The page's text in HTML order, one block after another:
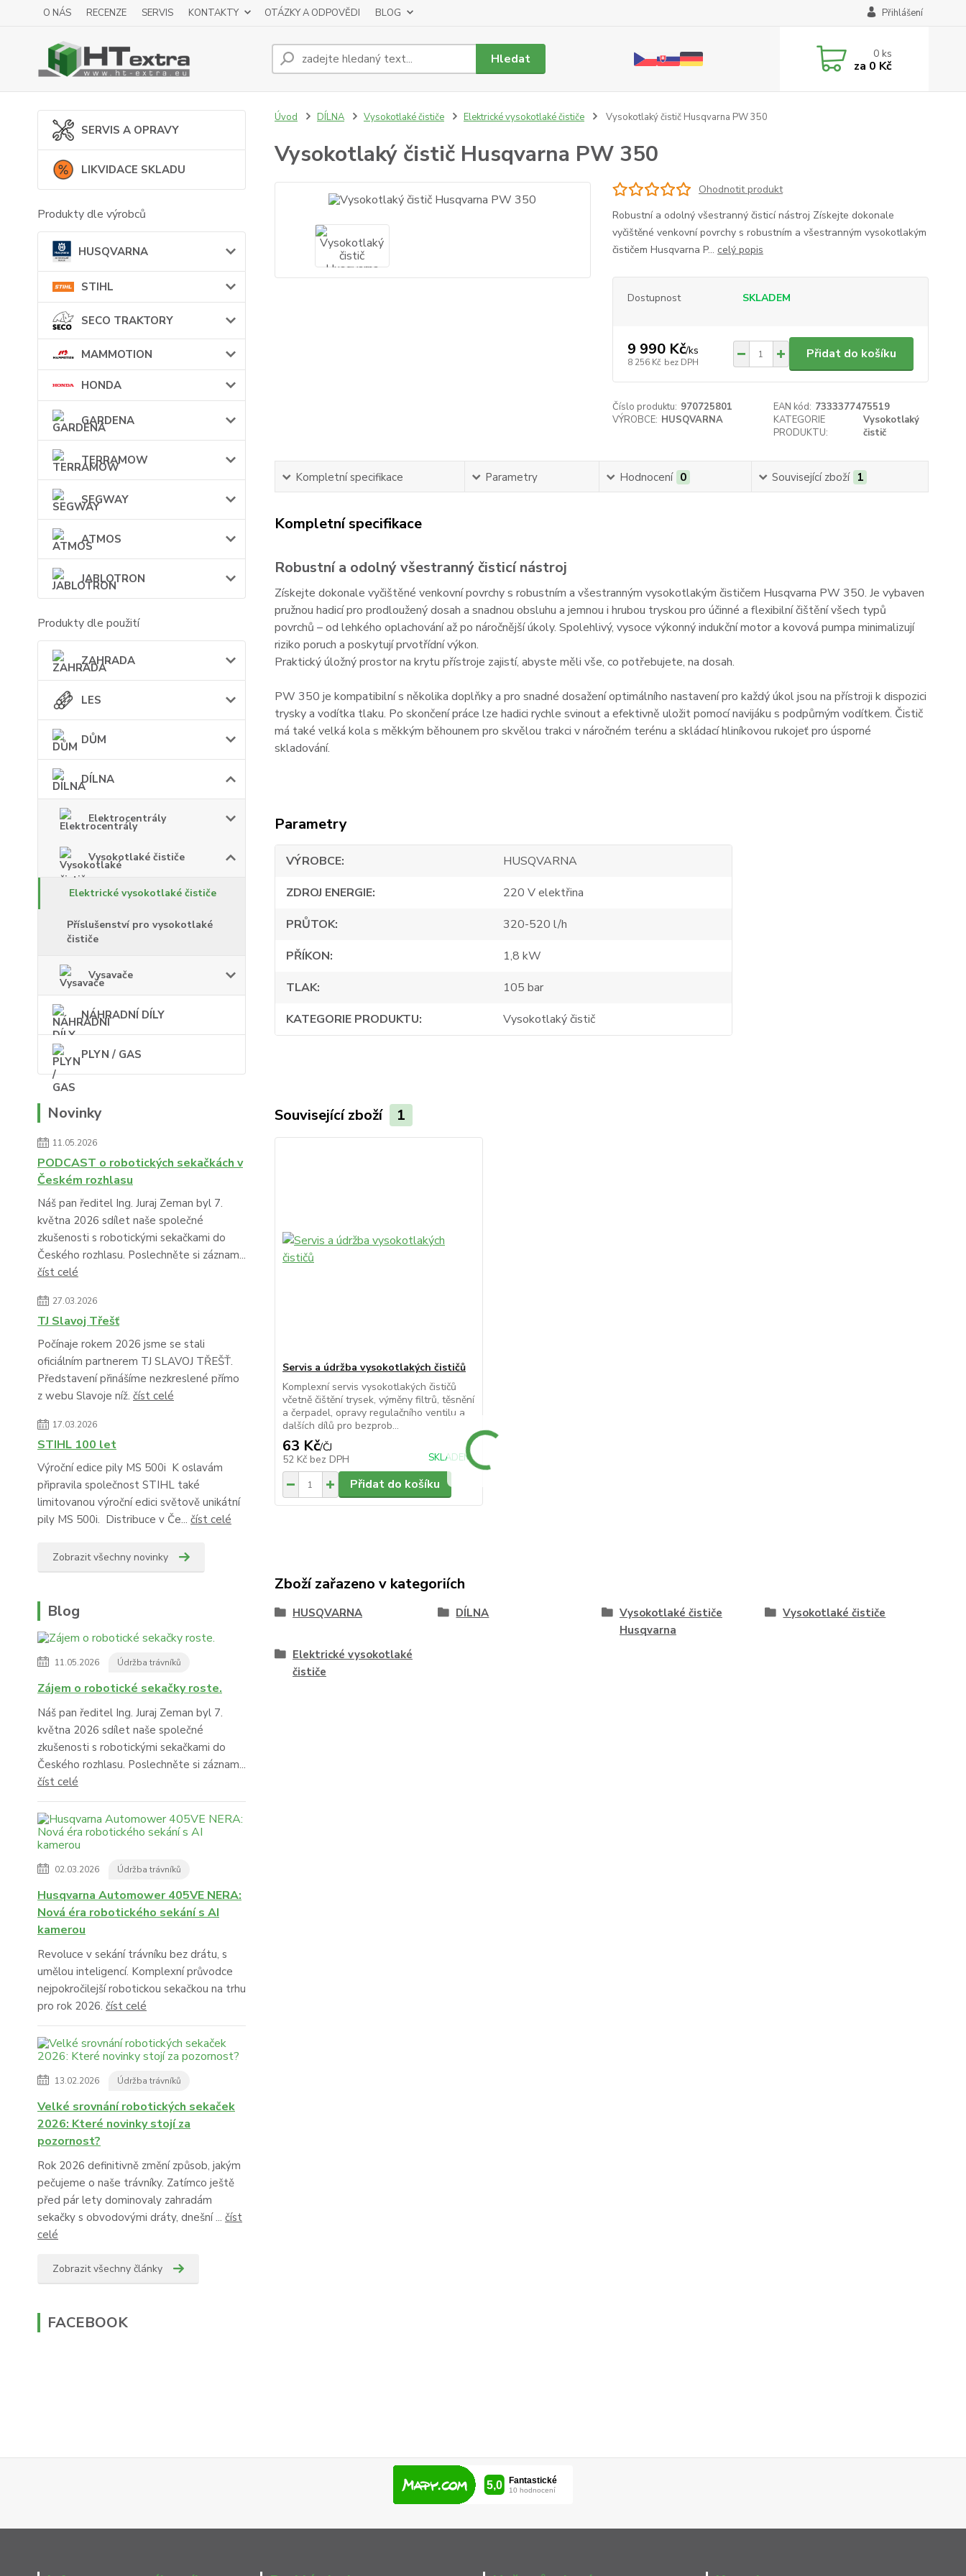
O NÁS RECENZE SERVIS KONTAKTY OTÁZKY A ODPOVĚDI BLOG Přihlášení
Hledat 0ks
za 0 Kč
SERVIS A OPRAVY
LIKVIDACE SKLADU
Produkty dle výrobců
HUSQVARNA
STIHL
SECO TRAKTORY
MAMMOTION
HONDA
GARDENA
TERRAMOW
SEGWAY
ATMOS
JABLOTRON
Produkty dle použití
ZAHRADA
LES
DŮM
DÍLNA
Elektrocentrály
Vysokotlaké čističe
Elektrické vysokotlaké čističe
Příslušenství pro vysokotlaké
čističe
Vysavače
NÁHRADNÍ DÍLY
PLYN / GAS
Novinky
11.05.2026
PODCAST o robotických sekačkách v
Českém rozhlasu
Náš pan ředitel Ing. Juraj Zeman byl 7.
května 2026 sdílet naše společné
zkušenosti s robotickými sekačkami do
Českého rozhlasu. Poslechněte si záznam...
číst celé
27.03.2026
TJ Slavoj Třešť
Počínaje rokem 2026 jsme se stali
oficiálním partnerem TJ SLAVOJ TŘEŠŤ.
Představení přinášíme nezkreslené přímo
z webu Slavoje níž. číst celé
17.03.2026
STIHL 100 let
Výroční edice pily MS 500i K oslavám
připravila společnost STIHL také
limitovanou výroční edici světově unikátní
pily MS 500i. Distribuce v Če... číst celé
Zobrazit všechny novinky
Blog
11.05.2026 Údržba trávníků
Zájem o robotické sekačky roste.
Náš pan ředitel Ing. Juraj Zeman byl 7.
května 2026 sdílet naše společné
zkušenosti s robotickými sekačkami do
Českého rozhlasu. Poslechněte si záznam...
číst celé
02.03.2026 Údržba trávníků
Husqvarna Automower 405VE NERA:
Nová éra robotického sekání s AI
kamerou
Revoluce v sekání trávníku bez drátu, s
umělou inteligencí. Komplexní průvodce
nejpokročilejší robotickou sekačkou na trhu
pro rok 2026. číst celé
13.02.2026 Údržba trávníků
Velké srovnání robotických sekaček
2026: Které novinky stojí za
pozornost?
Rok 2026 definitivně změní způsob, jakým
pečujeme o naše trávníky. Zatímco ještě
před pár lety dominovaly zahradám
sekačky s obvodovými dráty, dnešní ... číst
celé
Zobrazit všechny články
FACEBOOK
Úvod DÍLNA Vysokotlaké čističe Elektrické vysokotlaké čističe Vysokotlaký čistič Husqvarna PW 350
Vysokotlaký čistič Husqvarna PW 350
Ohodnotit produkt
Robustní a odolný všestranný čisticí nástroj Získejte dokonale
vyčištěné venkovní povrchy s robustním a všestranným vysokotlakým
čističem Husqvarna P... celý popis
Dostupnost SKLADEM
9 990 Kč/ks
8 256 Kč bez DPH
Přidat do košíku
Číslo produktu: 970725801 EAN kód: 7333377475519
VÝROBCE: HUSQVARNA
KATEGORIE
PRODUKTU:
Vysokotlaký
čistič
Kompletní specifikace Parametry Hodnocení 0 Související zboží 1
Kompletní specifikace
Robustní a odolný všestranný čisticí nástroj
Získejte dokonale vyčištěné venkovní povrchy s robustním a všestranným vysokotlakým čističem Husqvarna PW 350. Je vybaven
pružnou hadicí pro prodloužený dosah a snadnou obsluhu a jemnou i hrubou tryskou pro účinné a flexibilní čištění všech typů
povrchů – od lehkého oplachování až po náročnější úkoly. Spolehlivý, vysoce výkonný indukční motor a kovová pumpa minimalizují
riziko poruch a poskytují prvotřídní výkon.
Praktický úložný prostor na krytu přístroje zajistí, abyste měli vše, co potřebujete, na dosah.
PW 350 je kompatibilní s několika doplňky a pro snadné dosažení optimálního nastavení pro každý úkol jsou na přístroji k dispozici
trysky a vodítka tlaku. Po skončení práce lze hadici rychle svinout a efektivně uložit pomocí navijáku s podpůrným vodítkem. Čistič
má také velká kola s měkkým běhounem pro skvělou trakci v náročném terénu a skládací hliníkovou rukojeť pro úsporné
skladování.
Parametry
VÝROBCE
HUSQVARNA
ZDROJ ENERGIE
220 V elektřina
PRŮTOK
320-520 l/h
PŘÍKON
1,8 kW
TLAK
105 bar
KATEGORIE PRODUKTU
Vysokotlaký čistič
Související zboží 1
Servis a údržba vysokotlakých čističů
Komplexní servis vysokotlakých čističů
včetně čištění trysek, výměny filtrů, těsnění
a čerpadel, opravy regulačního ventilu a
dalších dílů pro bezprob...
63 Kč/ČJ
52 Kč bez DPH SKLADEM
Přidat do košíku
Zboží zařazeno v kategoriích
HUSQVARNA DÍLNA
Vysokotlaké čističe
Husqvarna
Vysokotlaké čističe
Elektrické vysokotlaké
čističe